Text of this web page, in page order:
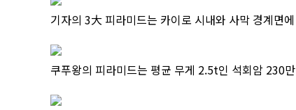
기자의 3大 피라미드는 카이로 시내와 사막 경계면
쿠푸왕의 피라미드는 평균 무게 2.5t인 석회암 230